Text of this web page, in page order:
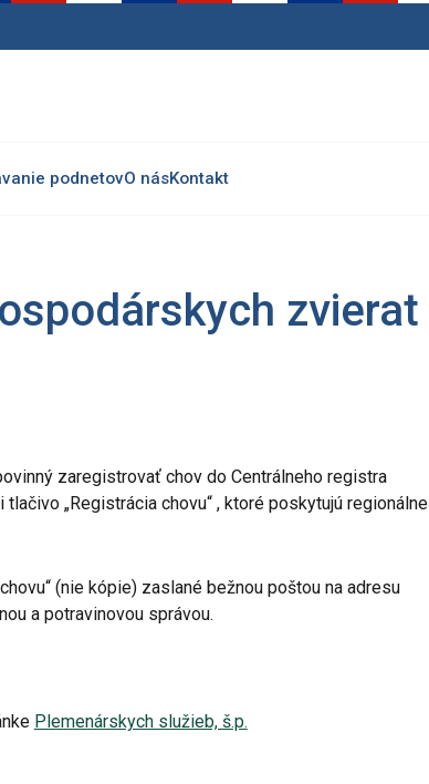
podnetovO násKontakt
zvierat
zaregistrovať chov do Centrálneho registra
„Registrácia chovu“ , ktoré poskytujú regionálne
(nie kópie) zaslané bežnou poštou na adresu
a potravinovou správou.
Plemenárskych služieb, š.p.